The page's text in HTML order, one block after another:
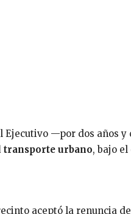
Ejecutivo —por dos años
urbano, bajo el
aceptó la renuncia